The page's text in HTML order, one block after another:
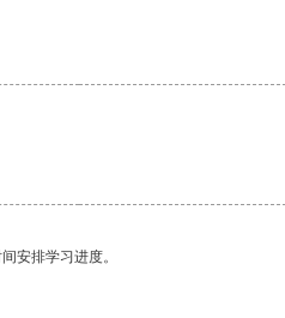
安排学习进度。